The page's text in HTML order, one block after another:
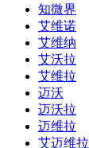
知微界
艾维诺
艾维纳
艾沃拉
艾维拉
迈沃
迈沃拉
迈维拉
艾迈维拉